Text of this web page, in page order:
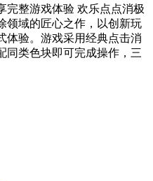
完整游戏体验 欢乐点点消极
领域的匠心之作，以创新玩
体验。游戏采用经典点击消
同类色块即可完成操作，三